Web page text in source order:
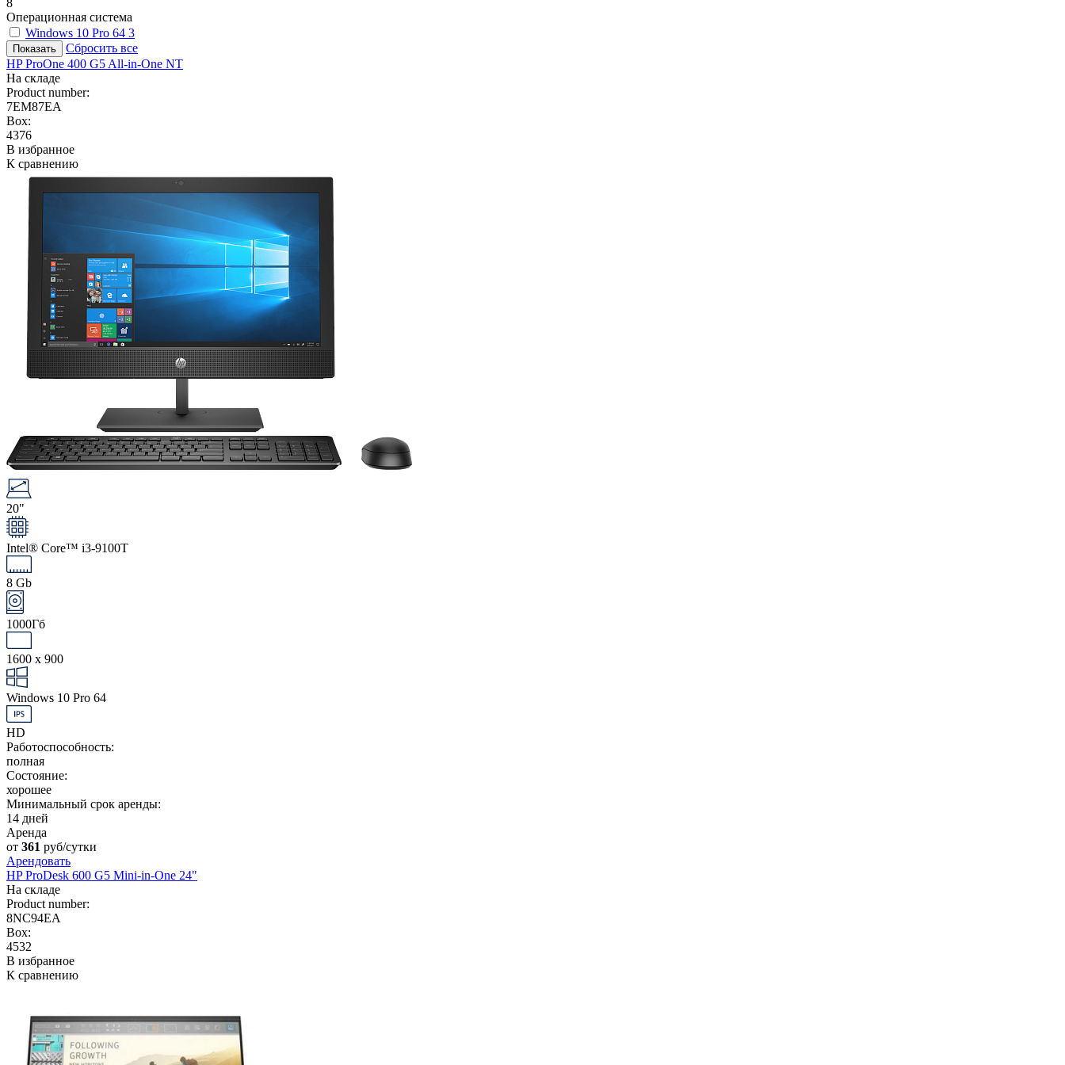
Операционная система
Windows 10 Pro 64 3
Сбросить все
HP ProOne 400 G5 All-in-One NT
На складе
Product number:
7EM87EA
Box:
4376
В избранное
К сравнению
20"
Intel® Core™ i3-9100T
8 Gb
1000Гб
1600 x 900
Windows 10 Pro 64
HD
Работоспособность:
полная
Состояние:
хорошее
Минимальный срок аренды:
14 дней
Аренда
от 361 руб/сутки
Арендовать
HP ProDesk 600 G5 Mini-in-One 24"
На складе
Product number:
8NC94EA
Box:
4532
В избранное
К сравнению